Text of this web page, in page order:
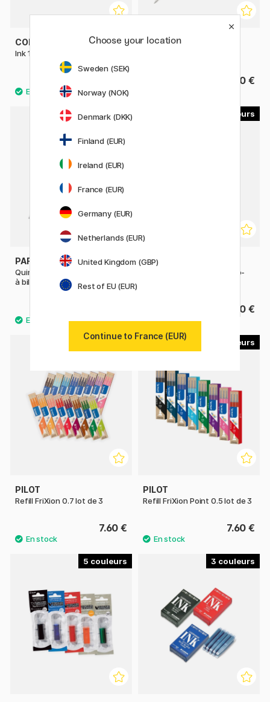
COPIC
Ink 12 ml
PENTEL
2.20 €
6
PARKER
QuinkFlow Cartouche de stylo
à bille
PARKER
Quink Cartouches de stylo-
10.90 €
14
PILOT
Refill FriXion 0.7 lot de 3
7.60 €
PILOT
Refill FriXion Point 0.5 lot de 3
7.60 €
5 3
Choose your location
Sweden (SEK)
Norway (NOK)
Denmark (DKK)
Finland (EUR)
Ireland (EUR)
France (EUR)
Germany (EUR)
Netherlands (EUR)
United Kingdom (GBP)
Rest of EU (EUR)
Continue to France (EUR)